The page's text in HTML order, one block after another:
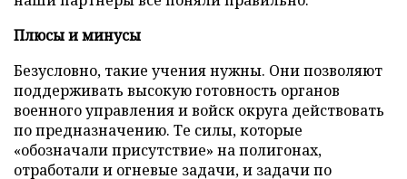
Плюсы и минусы
Безусловно, такие учения нужны. Они позволяют
поддерживать высокую готовность органов
военного управления и войск округа действовать
по предназначению. Те силы, которые
«обозначали присутствие» на полигонах,
отработали и огневые задачи, и задачи по